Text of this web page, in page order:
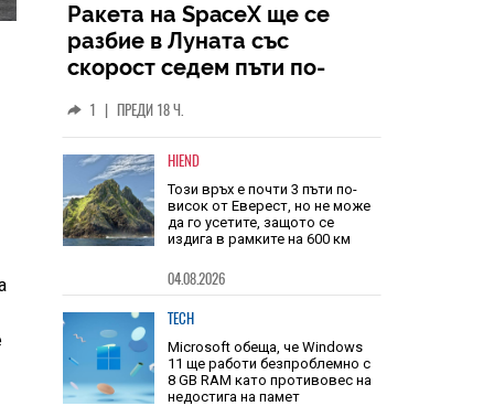
Ракета на SpaceX ще се
разбие в Луната със
скорост седем пъти по-
звука
1 | ПРЕДИ 18 Ч.
HIEND
Този връх е почти 3 пъти по-
висок от Еверест, но не може
да го усетите, защото се
издига в рамките на 600 км
04.08.2026
TECH
Microsoft обеща, че Windows
11 ще работи безпроблемно с
8 GB RAM като противовес на
недостига на памет